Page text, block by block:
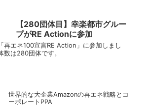
【280団体目】幸楽都市グルー
プがRE Actionに参加
再エネ100宣言RE Action」に参加しまし
数は280団体です。
世界的な大企業Amazonの再エネ戦略とコ
ーポレートPPA